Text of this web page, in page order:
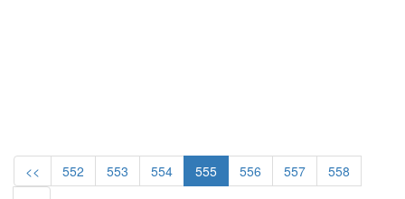
<< 552 553 554 555 556 557
558